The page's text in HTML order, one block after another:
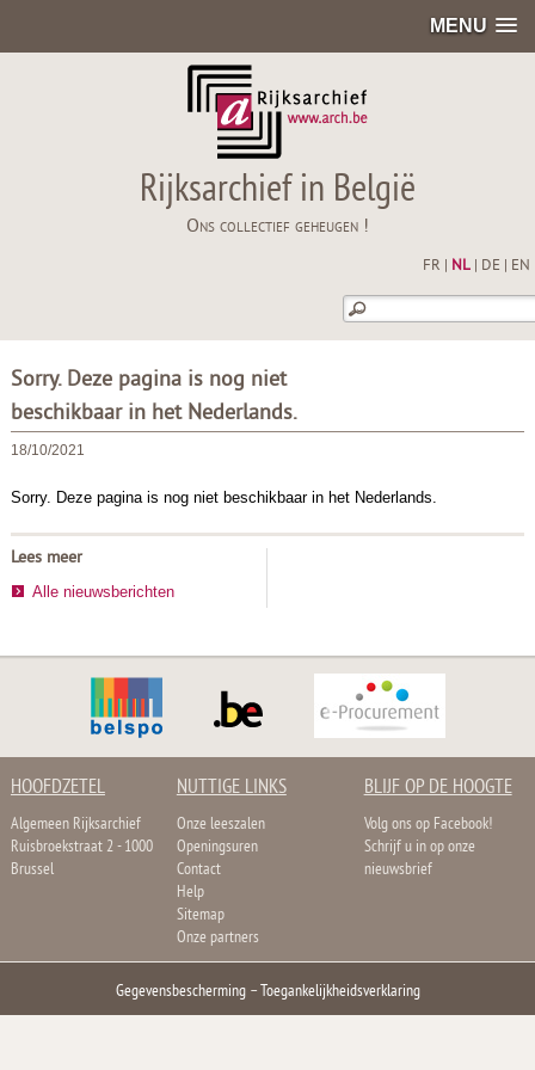
MENU
Rijksarchief in België
Ons collectief geheugen !
FR NL| DE EN
Sorry. Deze pagina is nog niet
beschikbaar in het Nederlands.
18/10/2021
Sorry. Deze pagina is nog niet beschikbaar in het Nederlands.
Lees meer
Alle nieuwsberichten
HOOFDZETEL
Algemeen Rijksarchief
Ruisbroekstraat 2 - 1000
Brussel
NUTTIGE LINKS
Onze leeszalen
Openingsuren
Contact
Help
Sitemap
Onze partners
BLIJF OP DE HOOGTE
Volg ons op Facebook!
Schrijf u in op onze
nieuwsbrief
Gegevensbescherming–Toegankelijkheidsverklaring